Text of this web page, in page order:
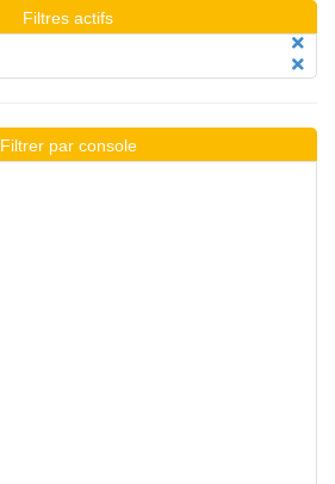
Filtres actifs
Filtrer par console